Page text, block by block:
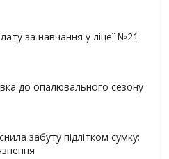
за навчання у ліцеї №21
до опалювального сезону
забуту підлітком сумку: